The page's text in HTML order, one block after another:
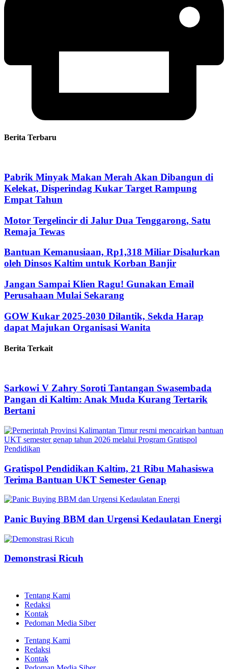
Berita Terbaru
Pabrik Minyak Makan Merah Akan Dibangun di
Kelekat, Disperindag Kukar Target Rampung
Empat Tahun
Motor Tergelincir di Jalur Dua Tenggarong, Satu
Remaja Tewas
Bantuan Kemanusiaan, Rp1,318 Miliar Disalurkan
oleh Dinsos Kaltim untuk Korban Banjir
Jangan Sampai Klien Ragu! Gunakan Email
Perusahaan Mulai Sekarang
GOW Kukar 2025-2030 Dilantik, Sekda Harap
dapat Majukan Organisasi Wanita
Berita Terkait
Sarkowi V Zahry Soroti Tantangan Swasembada
Pangan di Kaltim: Anak Muda Kurang Tertarik
Bertani
Gratispol Pendidikan Kaltim, 21 Ribu Mahasiswa
Terima Bantuan UKT Semester Genap
Panic Buying BBM dan Urgensi Kedaulatan Energi
Demonstrasi Ricuh
Tentang Kami
Redaksi
Kontak
Pedoman Media Siber
Tentang Kami
Redaksi
Kontak